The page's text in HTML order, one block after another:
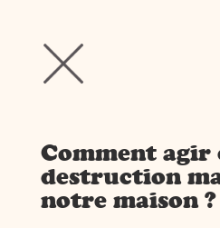
Comment
destruction
notre maison ?